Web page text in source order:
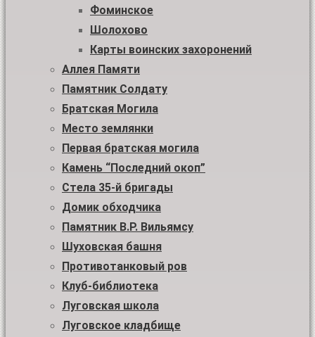
Фоминское
Шолохово
Карты воинских захоронений
Аллея Памяти
Памятник Солдату
Братская Могила
Место землянки
Первая братская могила
Камень “Последний окоп”
Стела 35-й бригады
Домик обходчика
Памятник В.Р. Вильямсу
Шуховская башня
Противотанковый ров
Клуб-библиотека
Луговская школа
Луговское кладбище